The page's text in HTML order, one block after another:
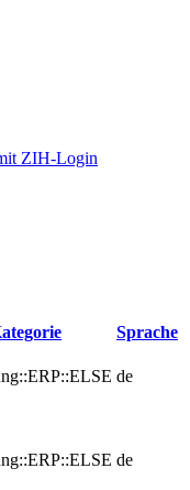
ZIH-Login
Sprache
de
de